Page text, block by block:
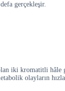
gerçekleşir.
iki kromatitli
olayların